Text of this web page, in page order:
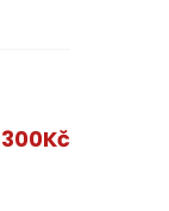
300Kč